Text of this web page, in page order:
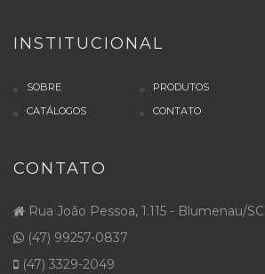
INSTITUCIONAL
SOBRE
PRODUTOS
CATÁLOGOS
CONTATO
CONTATO
Rua João Pessoa, 1.115 - Blumenau/SC
(47) 99257-0837
(47) 3329-2049